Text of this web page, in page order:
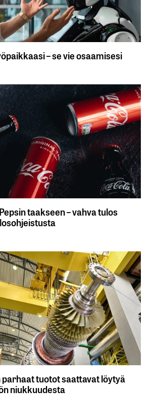
– se vie osaamisesi
taakseen – vahva tulos
tuotot saattavat löytyä
niukkuudesta